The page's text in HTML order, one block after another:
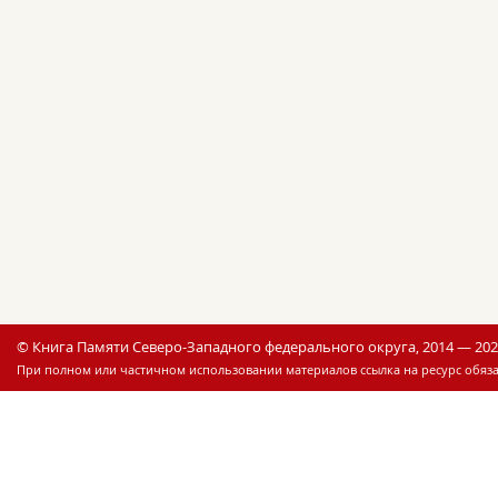
© Книга Памяти Северо-Западного федерального округа, 2014 —
При полном или частичном использовании материалов ссылка на ресурс